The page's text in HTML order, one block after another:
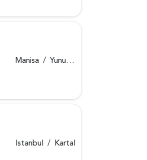
Manisa / Yunusemre
Istanbul / Kartal